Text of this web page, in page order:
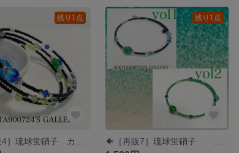
残り1点 残り1点